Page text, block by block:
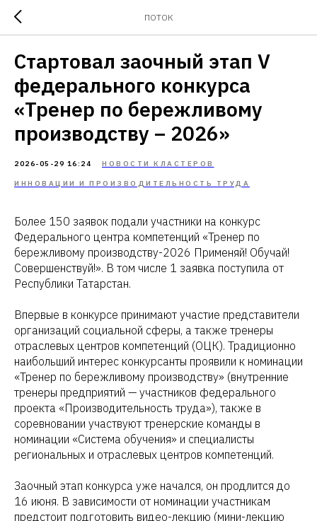
ПОТОК
Стартовал заочный этап V
федерального конкурса
«Тренер по бережливому
производству – 2026»
2026-05-29 16:24 НОВОСТИ КЛАСТЕРОВ
ИННОВАЦИИ И ПРОИЗВОДИТЕЛЬНОСТЬ ТРУДА
Более 150 заявок подали участники на конкурс
Федерального центра компетенций «Тренер по
бережливому производству-2026 Применяй! Обучай!
Совершенствуй!». В том числе 1 заявка поступила от
Республики Татарстан.
Впервые в конкурсе принимают участие представители
организаций социальной сферы, а также тренеры
отраслевых центров компетенций (ОЦК). Традиционно
наибольший интерес конкурсанты проявили к номинации
«Тренер по бережливому производству» (внутренние
тренеры предприятий — участников федерального
проекта «Производительность труда»), также в
соревновании участвуют тренерские команды в
номинации «Система обучения» и специалисты
региональных и отраслевых центров компетенций.
Заочный этап конкурса уже начался, он продлится до
16 июня. В зависимости от номинации участникам
предстоит подготовить видео-лекцию (мини-лекцию